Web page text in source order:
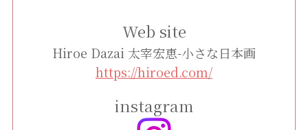
Web site
Hiroe Dazai 太宰宏恵-小さな日本画
https://hiroed.com/
instagram